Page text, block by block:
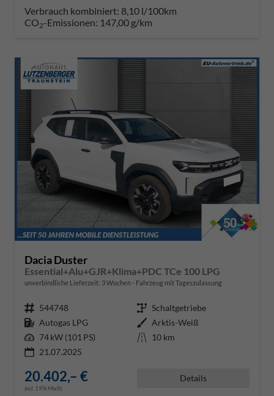
Verbrauch kombiniert: 8,10 l/100km
CO2-Emissionen: 147,00 g/km
Dacia Duster
Essential+Alu+GJR+Klima+PDC TCe 100 LPG
unverbindliche Lieferzeit: 3 Wochen Fahrzeug mit Tageszulassung
Fahrzeugnr. 544748 Getriebe Schaltgetriebe
Kraftstoff Autogas LPG Außenfarbe Arktis-Weiß
Leistung 74 kW (101 PS) Kilometerstand 10 km
21.07.2025
20.402,– €
incl. 19% MwSt.
Details